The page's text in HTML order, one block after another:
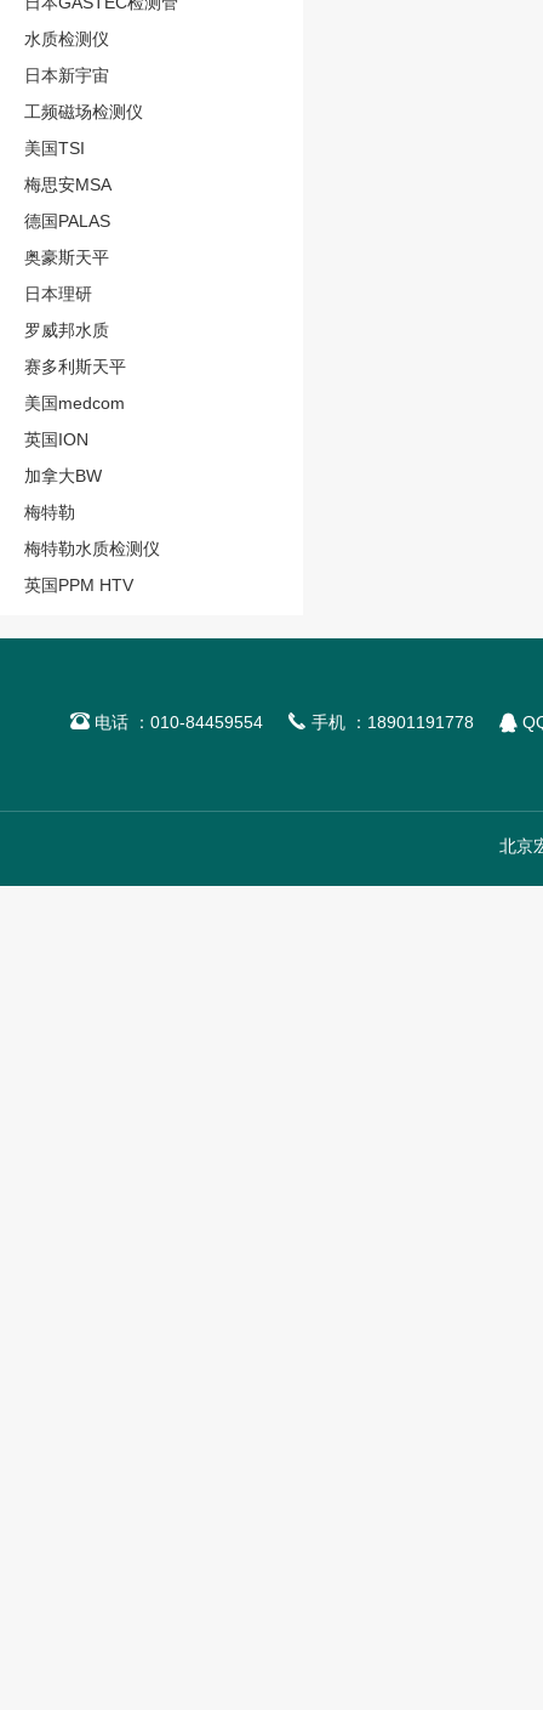
水质检测仪
日本新宇宙
工频磁场检测仪
美国TSI
梅思安MSA
德国PALAS
奥豪斯天平
日本理研
罗威邦水质
赛多利斯天平
美国medcom
英国ION
加拿大BW
梅特勒
梅特勒水质检测仪
英国PPM HTV
电话 ：010-84459554  手机 ：18901191778 
北京